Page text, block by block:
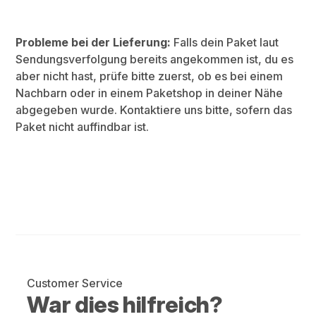
Probleme bei der Lieferung: Falls dein Paket laut
Sendungsverfolgung bereits angekommen ist, du es
aber nicht hast, prüfe bitte zuerst, ob es bei einem
Nachbarn oder in einem Paketshop in deiner Nähe
abgegeben wurde. Kontaktiere uns bitte, sofern das
Paket nicht auffindbar ist.
Customer Service
War dies hilfreich?